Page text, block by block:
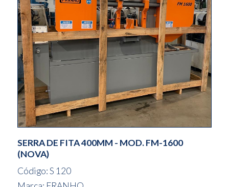
SERRA DE FITA 400MM - MOD. FM-1600
(NOVA)
Código: S 120